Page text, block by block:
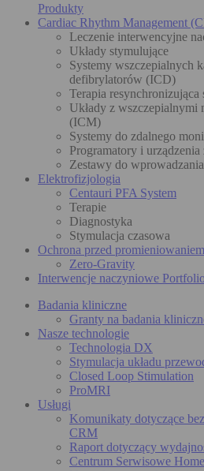
Produkty
Cardiac Rhythm Management
Leczenie interwencyjne
Układy stymulujące
Systemy wszczepialnych
defibrylatorów (ICD)
Terapia resynchronizująca
Układy z wszczepialnymi
(ICM)
Systemy do zdalnego
Programatory i urządzenia
Zestawy do
Elektrofizjologia
Centauri PFA System
Terapie
Diagnostyka
Stymulacja czasowa
Ochrona przed promieniowaniem
Zero-Gravity
Interwencje naczyniowe
Badania kliniczne
Granty na badania
Nasze technologie
Technologia DX
Stymulacja układu
Closed Loop Stimulation
ProMRI
Usługi
Komunikaty dotyczące
CRM
Raport dotyczący
Centrum Serwisowe